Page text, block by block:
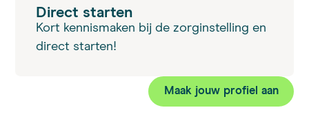
Direct starten
Kort kennismaken bij de zorginstelling en
direct starten!
Maak jouw profiel aan